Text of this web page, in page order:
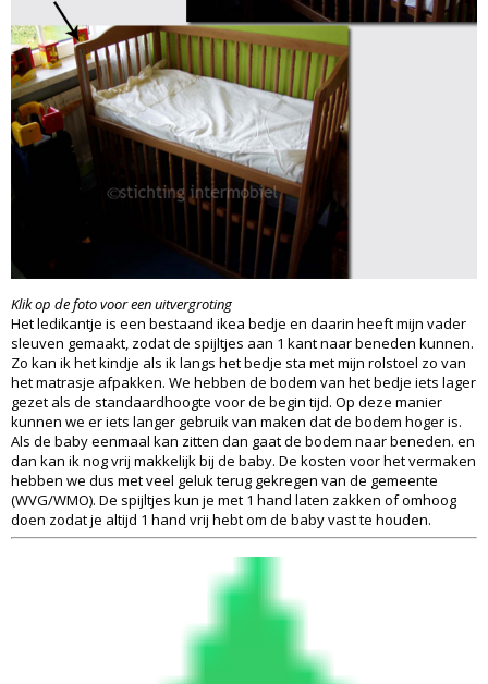
Klik op de foto voor een uitvergroting
Het ledikantje is een bestaand ikea bedje en daarin heeft mijn vader
sleuven gemaakt, zodat de spijltjes aan 1 kant naar beneden kunnen.
Zo kan ik het kindje als ik langs het bedje sta met mijn rolstoel zo van
het matrasje afpakken. We hebben de bodem van het bedje iets lager
gezet als de standaardhoogte voor de begin tijd. Op deze manier
kunnen we er iets langer gebruik van maken dat de bodem hoger is.
Als de baby eenmaal kan zitten dan gaat de bodem naar beneden. en
dan kan ik nog vrij makkelijk bij de baby. De kosten voor het vermaken
hebben we dus met veel geluk terug gekregen van de gemeente
(WVG/WMO). De spijltjes kun je met 1 hand laten zakken of omhoog
doen zodat je altijd 1 hand vrij hebt om de baby vast te houden.